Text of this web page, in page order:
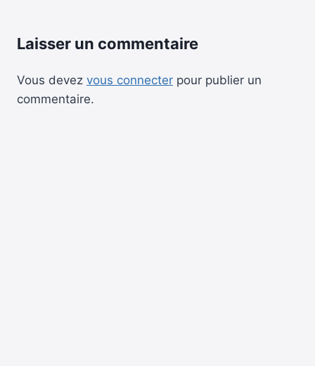
Laisser un commentaire
Vous devez vous connecter pour publier un
commentaire.